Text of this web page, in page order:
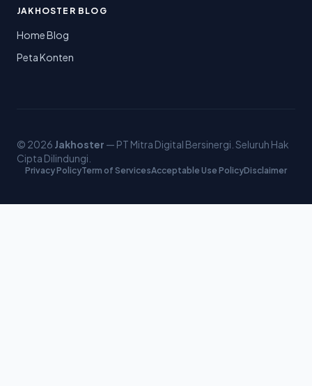
JAKHOSTER BLOG
Home Blog
Peta Konten
© 2026 Jakhoster — PT Mitra Digital Bersinergi. Seluruh Hak
Cipta Dilindungi.
Privacy PolicyTerm of ServicesAcceptable Use PolicyDisclaimer